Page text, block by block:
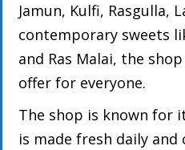
Jamun, Kulfi, Rasgulla,
contemporary sweets
and Ras Malai, the
offer for everyone.
The shop is known for
is made fresh daily